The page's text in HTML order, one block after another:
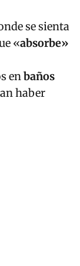
se sienta
«absorbe»
enbaños
haber